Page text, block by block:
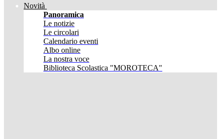
Novità
Panoramica
Le notizie
Le circolari
Calendario eventi
Albo online
La nostra voce
Biblioteca Scolastica "MOROTECA"